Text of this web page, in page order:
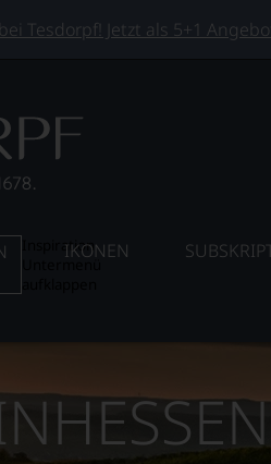
Tesdorpf! Jetzt als 5+1
InspirationIKONEN